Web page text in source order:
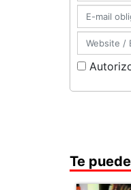
Te